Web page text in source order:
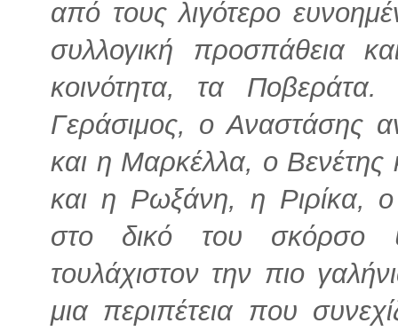
από τους λιγότερο
συλλογική προσπάθεια
κοινότητα, τα
Γεράσιμος, ο Αναστάσης
και η Μαρκέλλα, ο
και η Ρωξάνη, η Ριρίκα,
στο δικό του σκόρσο
τουλάχιστον την πιο
μια περιπέτεια που